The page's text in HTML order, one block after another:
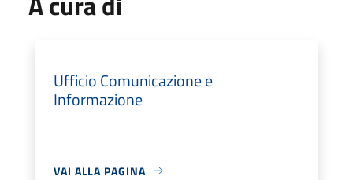
Ufficio Comunicazione e
Informazione
VAI ALLA PAGINA